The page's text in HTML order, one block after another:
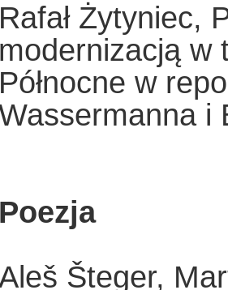
Rafał Żytyniec,
modernizacją w
Północne w
i
Poezja
Šteger,